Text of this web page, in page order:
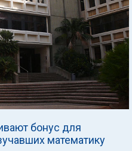
бонус для
математику